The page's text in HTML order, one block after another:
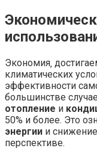
Экономия‚
климатических
эффективности
большинстве
отопление и
50% и более. Это
энергии и снижение
перспективе.